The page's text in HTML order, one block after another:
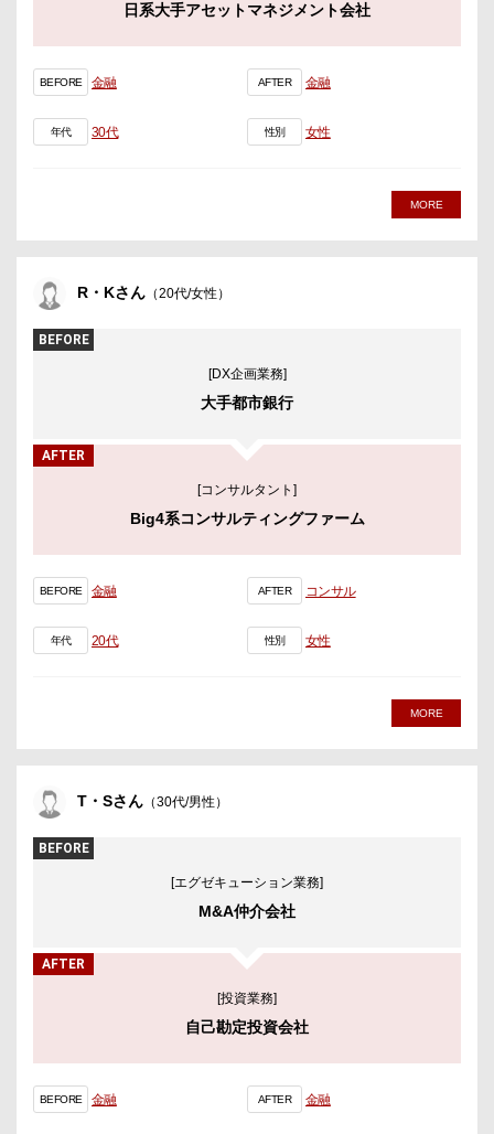
日系大手アセットマネジメント会社
BEFORE 金融 AFTER 金融
年代 30代 性別 女性
MORE
R・Kさん （20代/女性）
BEFORE
[DX企画業務]
大手都市銀行
AFTER
[コンサルタント]
Big4系コンサルティングファーム
BEFORE 金融 AFTER コンサル
年代 20代 性別 女性
MORE
T・Sさん （30代/男性）
BEFORE
[エグゼキューション業務]
M&A仲介会社
AFTER
[投資業務]
自己勘定投資会社
BEFORE 金融 AFTER 金融